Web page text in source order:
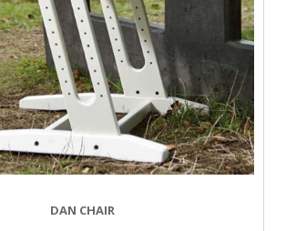
DAN CHAIR